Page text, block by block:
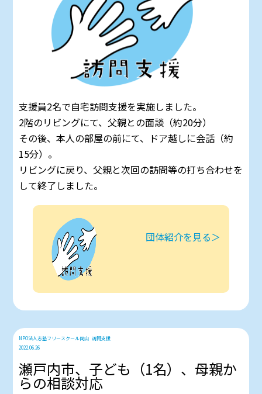
支援員2名で自宅訪問支援を実施しました。
2階のリビングにて、父親との面談（約20分）
その後、本人の部屋の前にて、ドア越しに会話（約
15分）。
リビングに戻り、父親と次回の訪問等の打ち合わせを
して終了しました。
団体紹介を見る＞
NPO法人志塾フリースクール岡山 訪問支援
2022.06.26
瀬戸内市、子ども（1名）、母親か
らの相談対応